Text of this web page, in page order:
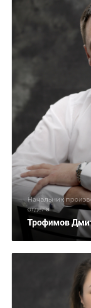
Начальник
отдела
Трофимов